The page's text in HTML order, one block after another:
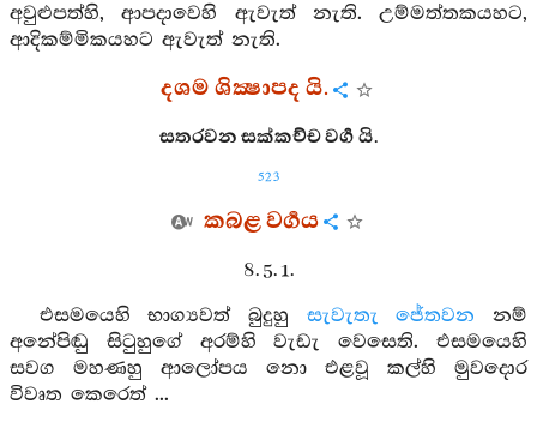
අවුළුපත්හි, ආපදාවෙහි ඇවැත් නැති. උම්මත්තකයහට,
ආදිකම්මිකයහට ඇවැත් නැති.
දශම ශික්‍ෂාපද යි.
සතරවන සක්කච්ච වර්‍ග යි.
523
කබළ වර්‍ගය
8. 5. 1.
එසමයෙහි භාග්‍යවත් බුදුහු සැවැතැ ජේතවන නම්
අනේපිඬු සිටුහුගේ අරම්හි වැඩැ වෙසෙති. එසමයෙහි
සවග මහණහු ආලෝපය නො එළවූ කල්හි මුවදොර
විවෘත කෙරෙත් ...